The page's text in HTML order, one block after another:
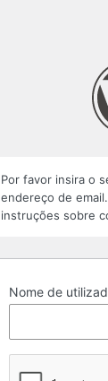
Por favor insira o
endereço de
instruções sobre
Nome de